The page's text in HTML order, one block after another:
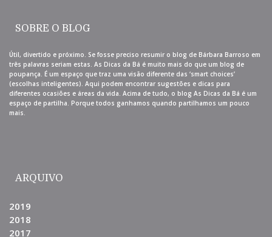
SOBRE O BLOG
Útil, divertido e próximo. Se fosse preciso resumir o blog de Bárbara Barroso em
três palavras seriam estas. As Dicas da Bá é muito mais do que um blog de
poupança. É um espaço que traz uma visão diferente das ‘smart choices’
(escolhas inteligentes). Aqui podem encontrar sugestões e dicas para
diferentes ocasiões e áreas da vida. Acima de tudo, o blog As Dicas da Bá é um
espaço de partilha. Porque todos ganhamos quando partilhamos um pouco
mais.
ARQUIVO
2019
2018
2017